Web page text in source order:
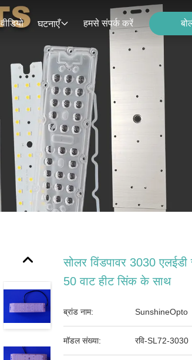
वीडियो घटनाएँ हमसे संपर्क करें
सोलर विंडपावर 3030 एलईडी
50 वाट हीट सिंक के साथ
ब्रांड नाम: SunshineOpto
मॉडल संख्या: रवि-SL72-3030